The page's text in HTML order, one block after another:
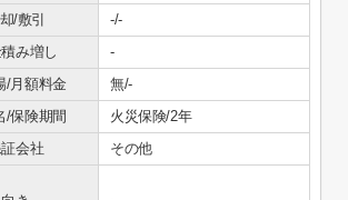
/敷引
-/-
み増し
-
/月額料金
無/-
/保険期間
火災保険/2年
会社 その他